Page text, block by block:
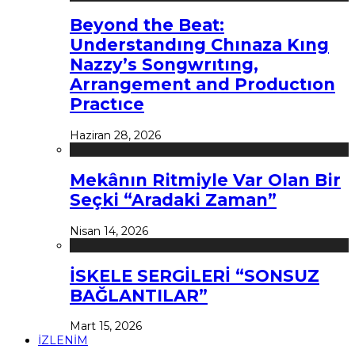
Beyond the Beat:
Understandıng Chınaza Kıng
Nazzy’s Songwrıtıng,
Arrangement and Productıon
Practıce
Haziran 28, 2026
Mekânın Ritmiyle Var Olan Bir
Seçki “Aradaki Zaman”
Nisan 14, 2026
İSKELE SERGİLERİ “SONSUZ
BAĞLANTILAR”
Mart 15, 2026
İZLENİM